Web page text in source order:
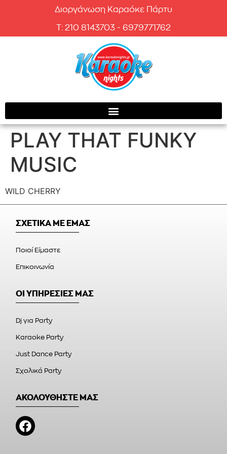
Διοργάνωση Καραόκε Πάρτυ
T: 210 8143703 - 6979771762
PLAY THAT FUNKY
MUSIC
WILD CHERRY
ΣΧΕΤΙΚΑ ΜΕ ΕΜΑΣ
Ποιοί Είμαστε
Επικοινωνία
ΟΙ ΥΠΗΡΕΣΙΕΣ ΜΑΣ
Dj για Party
Karaoke Party
Just Dance Party
Σχολικά Party
ΑΚΟΛΟΥΘΗΣΤΕ ΜΑΣ